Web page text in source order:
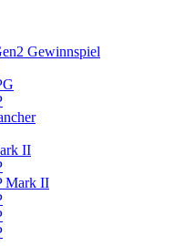
Gewinnspiel
II
Mark II